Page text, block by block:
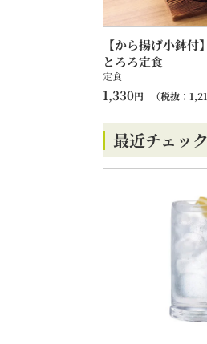
【から揚げ小鉢
とろろ定食
定食
1,330円 （税抜：
最近チェッ